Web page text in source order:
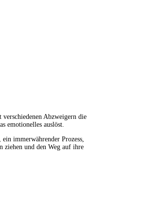
Abzweigern die
emotionelles auslöst.
immerwährender Prozess,
ziehen und den Weg auf ihre